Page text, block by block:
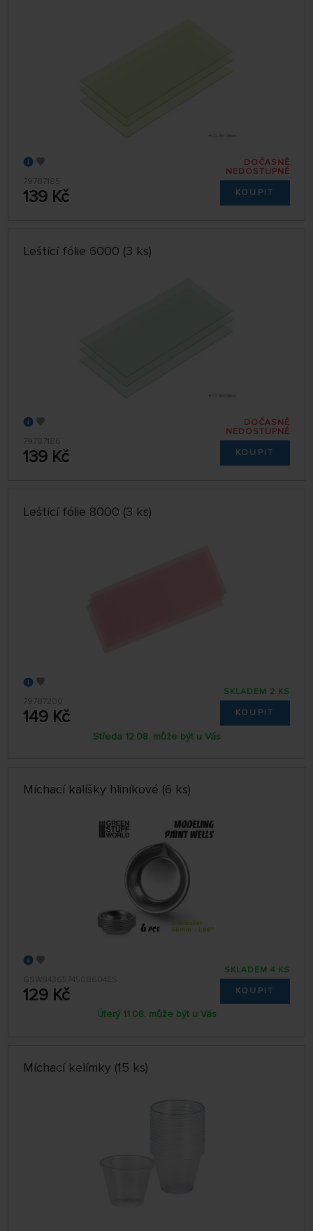
79787185
139 Kč
DOČASNĚ
NEDOSTUPNÉ
KOUPIT
Leštící fólie 6000 (3 ks)
79787186
139 Kč
DOČASNĚ
NEDOSTUPNÉ
KOUPIT
Leštící fólie 8000 (3 ks)
79787200
149 Kč
SKLADEM 2 KS
KOUPIT
Středa 12.08. může být u Vás
Míchací kalíšky hliníkové (6 ks)
GSW8436574508604ES
129 Kč
SKLADEM 4 KS
KOUPIT
Úterý 11.08. může být u Vás
Míchací kelímky (15 ks)